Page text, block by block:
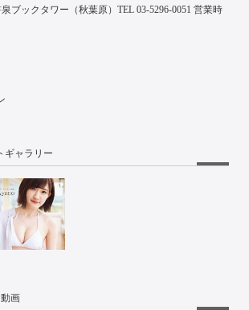
ブックタワー（秋葉原）TEL 03-5296-0051 営業時
ギャラリー
画